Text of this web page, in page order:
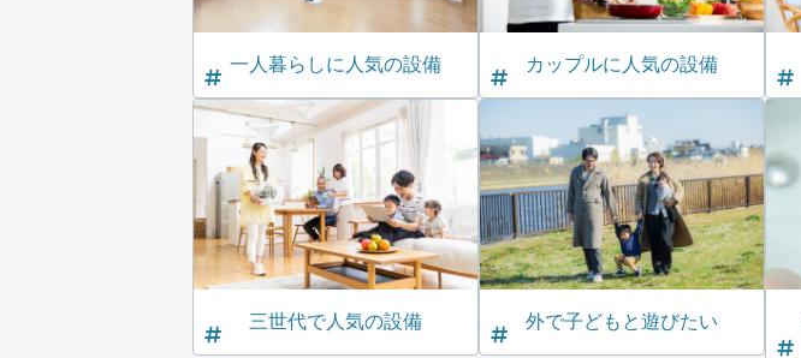
一人暮らしに人気の設備 カップルに人気の設備
三世代で人気の設備 外で子どもと遊びたい